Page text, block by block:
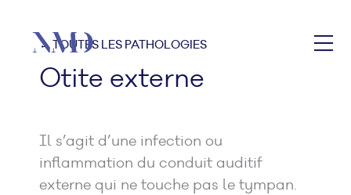
← TOUTES LES PATHOLOGIES
Otite externe
Il s’agit d’une infection ou
inflammation du conduit auditif
externe qui ne touche pas le tympan.